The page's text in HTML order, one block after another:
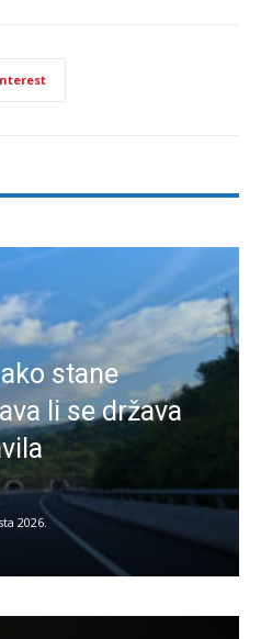
stane
li se država
2026.